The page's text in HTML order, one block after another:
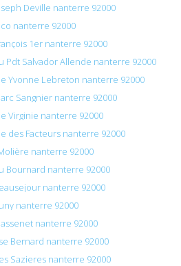
Deville nanterre 92000
nanterre 92000
1er nanterre 92000
Pdt Salvador Allende nanterre 92000
Yvonne Lebreton nanterre 92000
Sangnier nanterre 92000
Virginie nanterre 92000
des Facteurs nanterre 92000
nanterre 92000
Bournard nanterre 92000
nanterre 92000
nanterre 92000
nanterre 92000
Bernard nanterre 92000
Sazieres nanterre 92000